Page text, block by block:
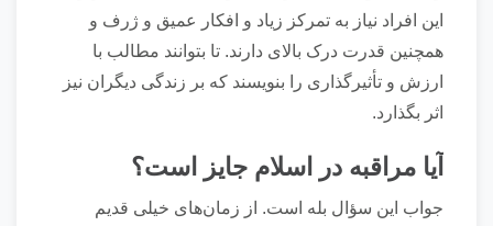
این افراد نیاز به تمرکز زیاد و افکار عمیق و ژرف و
همچنین قدرت درک بالای دارند. تا بتوانند مطالب با
ارزش و تأثیر‌گذاری را بنویسند که بر زندگی دیگران نیز
اثر بگذارد.
آیا مراقبه در اسلام جایز است؟
جواب این سؤال بله است. از زمان‌های خیلی قدیم